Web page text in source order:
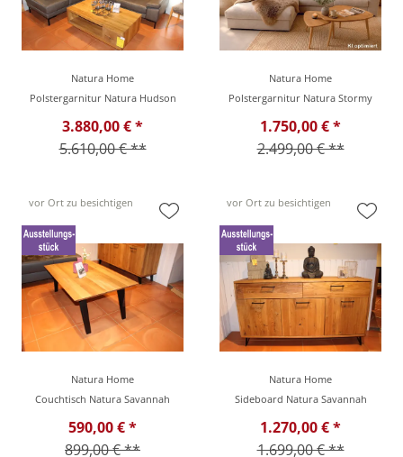
Natura Home
Polstergarnitur Natura Hudson
3.880,00 € *
5.610,00 € **
Natura Home
Polstergarnitur Natura Stormy
1.750,00 € *
2.499,00 € **
vor Ort zu besichtigen
Natura Home
Couchtisch Natura Savannah
590,00 € *
899,00 € **
vor Ort zu besichtigen
Natura Home
Sideboard Natura Savannah
1.270,00 € *
1.699,00 € **